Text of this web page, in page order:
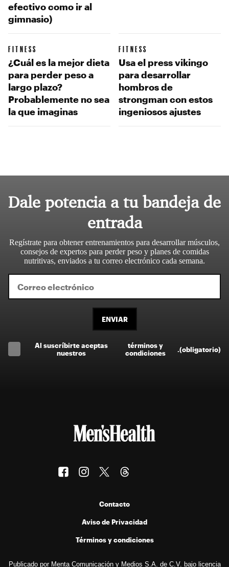
efectivo como ir al
gimnasio)
FITNESS
¿Cuál es la mejor dieta
para perder peso a
largo plazo?
Probablemente no sea
la que imaginas
FITNESS
Usa el press vikingo
para desarrollar
hombros de
strongman con estos
ingeniosos ajustes
Dale potencia a tu bandeja de
entrada
Regístrate para obtener entrenamientos para desarrollar músculos,
consejos de expertos para perder peso y planes de comidas
nutritivas, enviados a tu correo electrónico cada semana.
ENVIAR
Al suscríbirte aceptas
nuestros
términos y
condiciones
(obligatorio)
Contacto
Aviso de Privacidad
Términos y condiciones
Publicado por Menta Comunicación y Medios S.A. de C.V. bajo licencia